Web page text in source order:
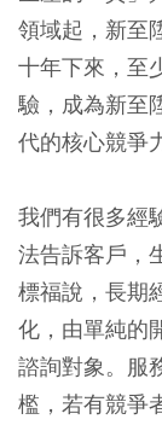
領域起，新至
十年下來，至
驗，成為新至
代的核心競爭
我們有很多經
法告訴客戶，
標福說，長期
化，由單純的
諮詢對象。服
檻，若有競爭